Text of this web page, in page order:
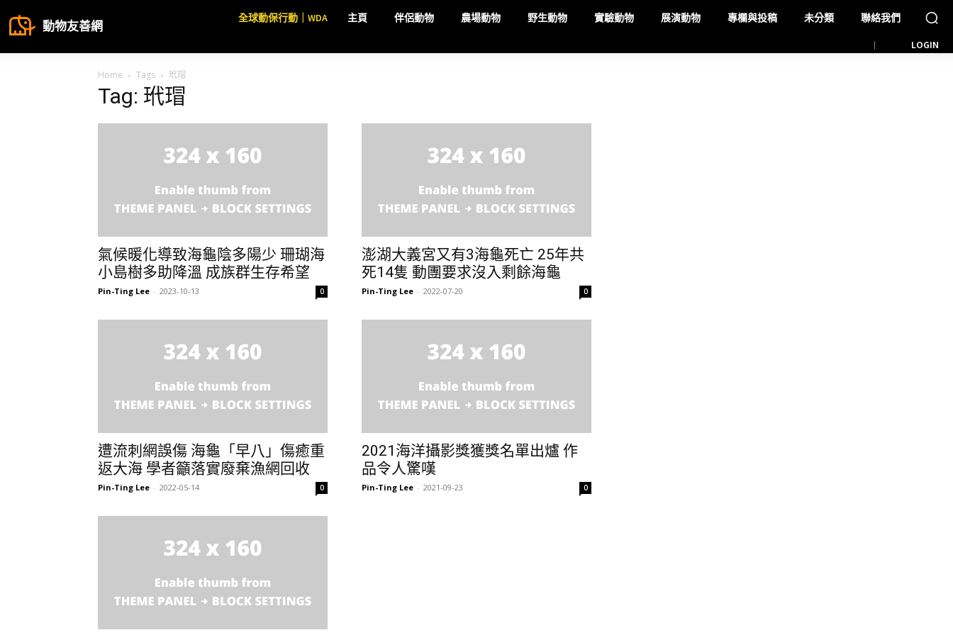
動物友善網
全球動保行動｜WDA 主頁 伴侶動物 農場動物 野生動物 實驗動物 展演動物 專欄與投稿 未分類 聯絡我們
LOGIN
Home Tags 玳瑁
Tag: 玳瑁
氣候暖化導致海龜陰多陽少 珊瑚海
小島樹多助降溫 成族群生存希望
Pin-Ting Lee - 2023-10-13 0
澎湖大義宮又有3海龜死亡 25年共
死14隻 動團要求沒入剩餘海龜
Pin-Ting Lee - 2022-07-20 0
遭流刺網誤傷 海龜「早八」傷癒重
返大海 學者籲落實廢棄漁網回收
Pin-Ting Lee - 2022-05-14 0
2021海洋攝影獎獲獎名單出爐 作
品令人驚嘆
Pin-Ting Lee - 2021-09-23 0